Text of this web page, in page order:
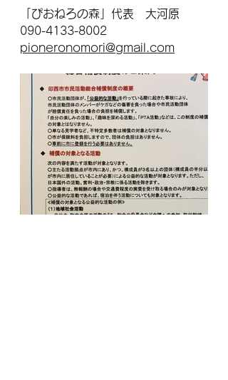
「ぴおねろの森」代表　大河原
090-4133-8002
pioneronomori@gmail.com